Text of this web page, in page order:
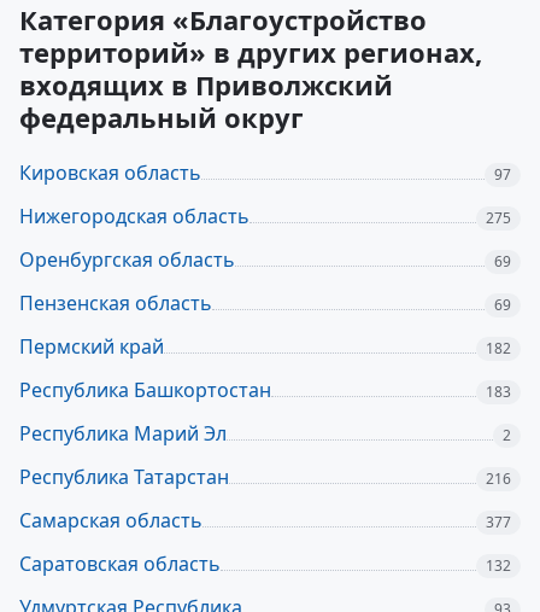
Категория «Благоустройство
территорий» в других регионах,
входящих в Приволжский
федеральный округ
Кировская область 97
Нижегородская область 275
Оренбургская область 69
Пензенская область 69
Пермский край 182
Республика Башкортостан 183
Республика Марий Эл 2
Республика Татарстан 216
Самарская область 377
Саратовская область 132